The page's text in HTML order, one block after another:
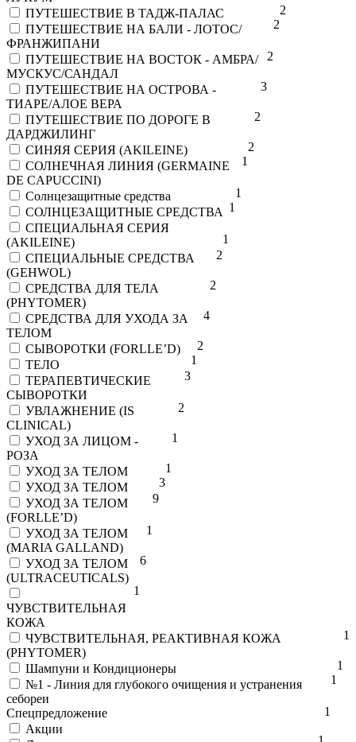
2
ПУТЕШЕСТВИЕ В ТАДЖ-ПАЛАС
2
ПУТЕШЕСТВИЕ НА БАЛИ - ЛОТОС/
ФРАНЖИПАНИ
2
ПУТЕШЕСТВИЕ НА ВОСТОК - АМБРА/
МУСКУС/САНДАЛ
3
ПУТЕШЕСТВИЕ НА ОСТРОВА -
ТИАРЕ/АЛОЕ ВЕРА
2
ПУТЕШЕСТВИЕ ПО ДОРОГЕ В
ДАРДЖИЛИНГ
2
СИНЯЯ СЕРИЯ (AKILEINE)
1
СОЛНЕЧНАЯ ЛИНИЯ (GERMAINE
DE CAPUCCINI)
1
Солнцезащитные средства
1
СОЛНЦЕЗАЩИТНЫЕ СРЕДСТВА
1
СПЕЦИАЛЬНАЯ СЕРИЯ
(AKILEINE)
2
СПЕЦИАЛЬНЫЕ СРЕДСТВА
(GEHWOL)
2
СРЕДСТВА ДЛЯ ТЕЛА
(PHYTOMER)
4
СРЕДСТВА ДЛЯ УХОДА ЗА
ТЕЛОМ
2
СЫВОРОТКИ (FORLLE’D)
1
ТЕЛО
3
ТЕРАПЕВТИЧЕСКИЕ
СЫВОРОТКИ
2
УВЛАЖНЕНИЕ (IS
CLINICAL)
1
УХОД ЗА ЛИЦОМ -
РОЗА
1
УХОД ЗА ТЕЛОМ
3
УХОД ЗА ТЕЛОМ
9
УХОД ЗА ТЕЛОМ
(FORLLE’D)
1
УХОД ЗА ТЕЛОМ
(MARIA GALLAND)
6
УХОД ЗА ТЕЛОМ
(ULTRACEUTICALS)
1
ЧУВСТВИТЕЛЬНАЯ
КОЖА
1
ЧУВСТВИТЕЛЬНАЯ, РЕАКТИВНАЯ КОЖА
(PHYTOMER)
1
Шампуни и Кондиционеры
1
№1 - Линия для глубокого очищения и устранения
себореи
1
Спецпредложение
Акции